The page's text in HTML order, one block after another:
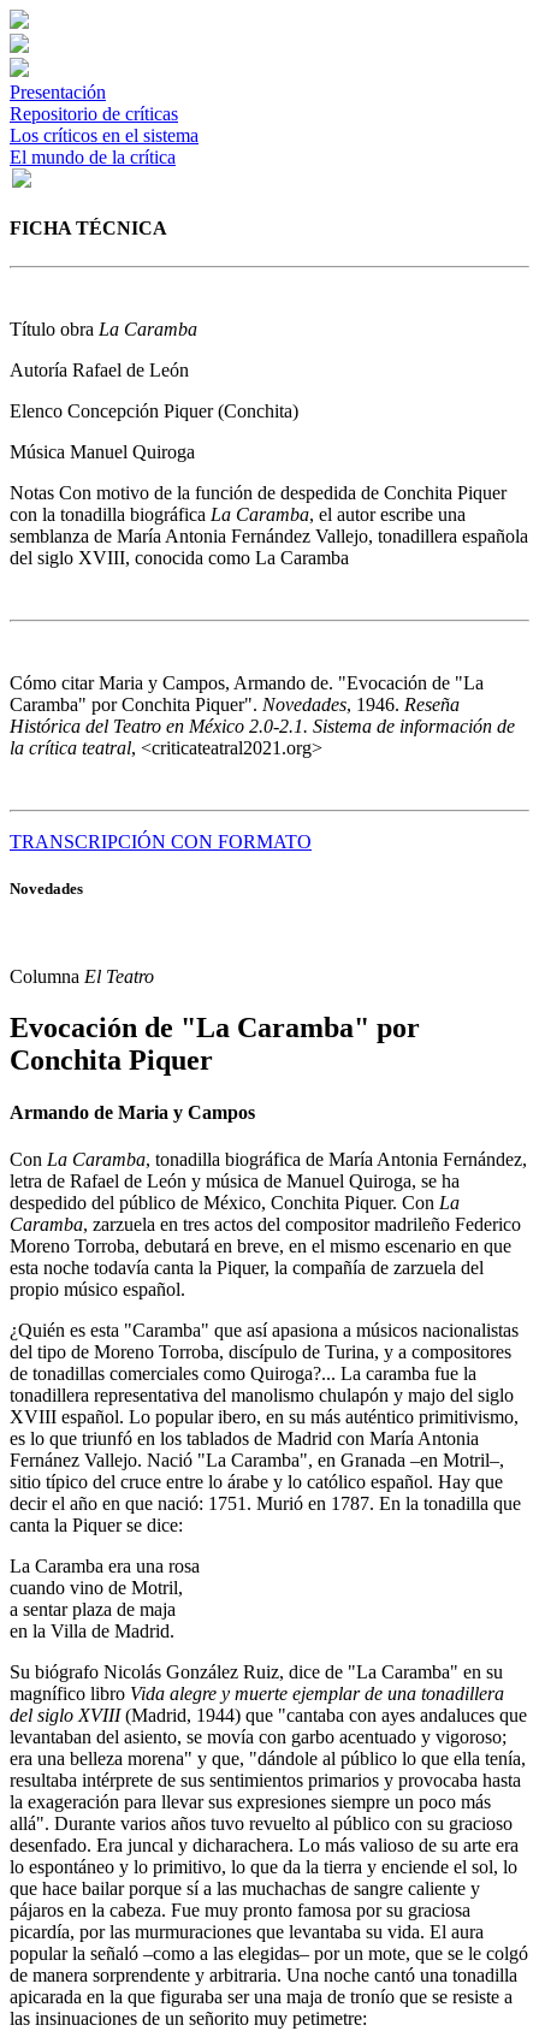
Presentación
Repositorio de críticas
Los críticos en el sistema
El mundo de la crítica
FICHA TÉCNICA
Título obra La Caramba
Autoría Rafael de León
Elenco Concepción Piquer (Conchita)
Música Manuel Quiroga
Notas Con motivo de la función de despedida de Conchita Piquer
con la tonadilla biográfica La Caramba, el autor escribe una
semblanza de María Antonia Fernández Vallejo, tonadillera española
del siglo XVIII, conocida como La Caramba
Cómo citarMaria y Campos, Armando de. "Evocación de "La
Caramba" por Conchita Piquer". Novedades, 1946. Reseña
Histórica del Teatro en México 2.0-2.1. Sistema de información de
la crítica teatral, <criticateatral2021.org>
TRANSCRIPCIÓN CON FORMATO
Novedades
Columna El Teatro
Evocación de "La Caramba" por
Conchita Piquer
Armando de Maria y Campos
Con La Caramba, tonadilla biográfica de María Antonia Fernández,
letra de Rafael de León y música de Manuel Quiroga, se ha
despedido del público de México, Conchita Piquer. Con La
Caramba, zarzuela en tres actos del compositor madrileño Federico
Moreno Torroba, debutará en breve, en el mismo escenario en que
esta noche todavía canta la Piquer, la compañía de zarzuela del
propio músico español.
¿Quién es esta "Caramba" que así apasiona a músicos nacionalistas
del tipo de Moreno Torroba, discípulo de Turina, y a compositores
de tonadillas comerciales como Quiroga?... La caramba fue la
tonadillera representativa del manolismo chulapón y majo del siglo
XVIII español. Lo popular ibero, en su más auténtico primitivismo,
es lo que triunfó en los tablados de Madrid con María Antonia
Fernánez Vallejo. Nació "La Caramba", en Granada –en Motril–,
sitio típico del cruce entre lo árabe y lo católico español. Hay que
decir el año en que nació: 1751. Murió en 1787. En la tonadilla que
canta la Piquer se dice:
La Caramba era una rosa
cuando vino de Motril,
a sentar plaza de maja
en la Villa de Madrid.
Su biógrafo Nicolás González Ruiz, dice de "La Caramba" en su
magnífico libro Vida alegre y muerte ejemplar de una tonadillera
del siglo XVIII(Madrid, 1944) que "cantaba con ayes andaluces que
levantaban del asiento, se movía con garbo acentuado y vigoroso;
era una belleza morena" y que, "dándole al público lo que ella tenía,
resultaba intérprete de sus sentimientos primarios y provocaba hasta
la exageración para llevar sus expresiones siempre un poco más
allá". Durante varios años tuvo revuelto al público con su gracioso
desenfado. Era juncal y dicharachera. Lo más valioso de su arte era
lo espontáneo y lo primitivo, lo que da la tierra y enciende el sol, lo
que hace bailar porque sí a las muchachas de sangre caliente y
pájaros en la cabeza. Fue muy pronto famosa por su graciosa
picardía, por las murmuraciones que levantaba su vida. El aura
popular la señaló –como a las elegidas– por un mote, que se le colgó
de manera sorprendente y arbitraria. Una noche cantó una tonadilla
apicarada en la que figuraba ser una maja de tronío que se resiste a
las insinuaciones de un señorito muy petimetre: